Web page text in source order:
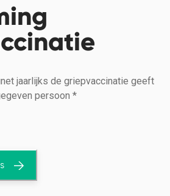
jaarlijks de griepvaccinatie geeft
persoon *